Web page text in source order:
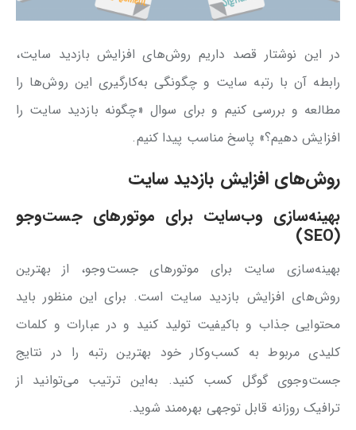
در این نوشتار قصد داریم روش‌های افزایش بازدید سایت،
رابطه آن با رتبه سایت و چگونگی به‌کارگیری این روش‌ها را
مطالعه و بررسی کنیم و برای سوال «چگونه بازدید سایت را
افزایش دهیم؟» پاسخ مناسب پیدا کنیم.
روش‌های افزایش بازدید سایت
بهینه‌سازی وب‌سایت برای موتورهای جست‌وجو
(
SEO
)
بهینه‌سازی سایت برای موتورهای جست‌وجو، از بهترین
روش‌های افزایش بازدید سایت است. برای این منظور باید
محتوایی جذاب و باکیفیت تولید کنید و در عبارات و کلمات
کلیدی مربوط به کسب‌وکار خود بهترین رتبه را در نتایج
جست‌وجوی گوگل کسب کنید. به‌این ترتیب می‌توانید از
ترافیک روزانه قابل توجهی بهره‌مند شوید.